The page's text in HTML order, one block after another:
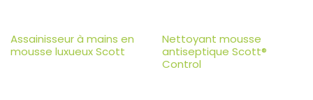
Assainisseur à mains en
mousse luxueux Scott
Nettoyant mousse
antiseptique Scott®
Control